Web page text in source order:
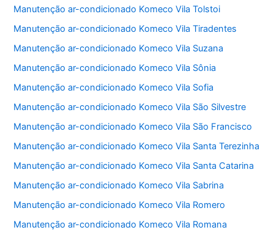
Manutenção ar-condicionado Komeco Vila Tolstoi
Manutenção ar-condicionado Komeco Vila Tiradentes
Manutenção ar-condicionado Komeco Vila Suzana
Manutenção ar-condicionado Komeco Vila Sônia
Manutenção ar-condicionado Komeco Vila Sofia
Manutenção ar-condicionado Komeco Vila São Silvestre
Manutenção ar-condicionado Komeco Vila São Francisco
Manutenção ar-condicionado Komeco Vila Santa Terezinha
Manutenção ar-condicionado Komeco Vila Santa Catarina
Manutenção ar-condicionado Komeco Vila Sabrina
Manutenção ar-condicionado Komeco Vila Romero
Manutenção ar-condicionado Komeco Vila Romana